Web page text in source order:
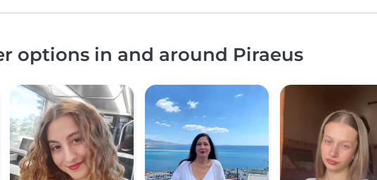
options in and around Piraeus